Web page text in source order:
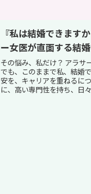
『私は結婚できます
ー女医が直面する結
その悩み、私だけ？ アラサ
でも、このままで私、結婚
安を、キャリアを重ねるに
に、高い専門性を持ち、日